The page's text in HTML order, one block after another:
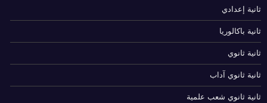
ثانية إعدادي
ثانية باكالوريا
ثانية ثانوي
ثانية ثانوي آداب
ثانية ثانوي شعب علمية